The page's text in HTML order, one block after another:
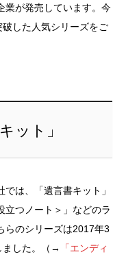
業が発売しています。今
した人気シリーズをご
ット」
は、「遺言書キット」
立つノート＞」などのラ
らのシリーズは2017年3
ました。（→
「エンディ